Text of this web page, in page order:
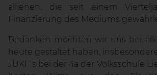
alljenen, die seit einem
Finanzierung des Mediums
Bedanken möchten wir uns bei
heute gestaltet haben,
JUKI´s bei der 4a der Volksschule